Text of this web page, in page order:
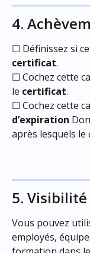
4.
☐ Définissez si
certificat.
☐ Cochez cette
le certificat.
☐ Cochez cette
d’expiration
après lesquels le
5. Visibilité
Vous pouvez
employés,